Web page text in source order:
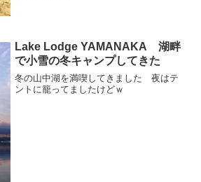
Lake Lodge YAMANAKA 湖畔
で小雪の冬キャンプしてきた
冬の山中湖を満喫してきました 夜はテ
ントに籠ってましたけどｗ